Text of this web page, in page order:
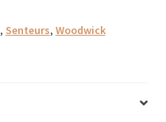
, Senteurs, Woodwick